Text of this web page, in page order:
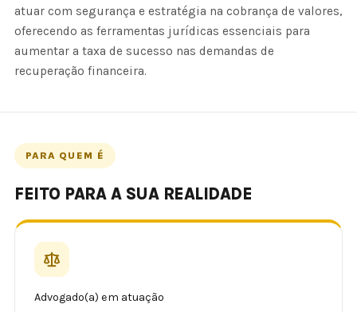
atuar com segurança e estratégia na cobrança de valores,
oferecendo as ferramentas jurídicas essenciais para
aumentar a taxa de sucesso nas demandas de
recuperação financeira.
PARA QUEM É
FEITO PARA A SUA REALIDADE
Advogado(a) em atuação